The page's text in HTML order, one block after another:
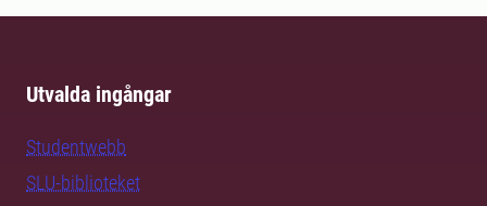
Utvalda ingångar
Studentwebb
SLU-biblioteket